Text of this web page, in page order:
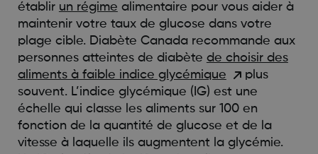
établir un régime alimentaire pour vous aider à
maintenir votre taux de glucose dans votre
plage cible. Diabète Canada recommande aux
personnes atteintes de diabète de choisir des
aliments à faible indice glycémique
plus
souvent. L’indice glycémique (IG) est une
échelle qui classe les aliments sur 100 en
fonction de la quantité de glucose et de la
vitesse à laquelle ils augmentent la glycémie.